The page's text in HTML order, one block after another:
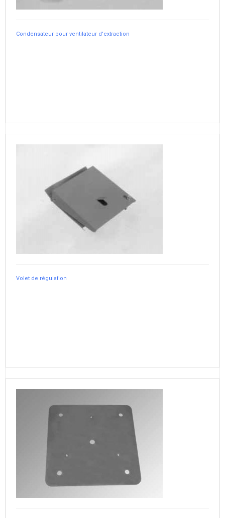
Condensateur pour ventilateur d'extraction
Volet de régulation